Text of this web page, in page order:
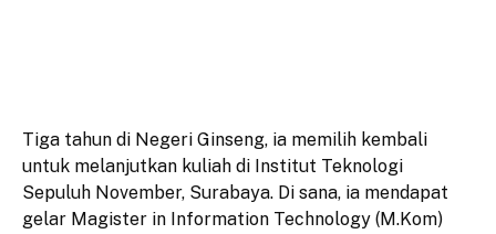
Tiga tahun di Negeri Ginseng, ia memilih kembali
untuk melanjutkan kuliah di Institut Teknologi
Sepuluh November, Surabaya. Di sana, ia mendapat
gelar Magister in Information Technology (M.Kom)